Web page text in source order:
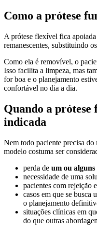
Como a prótese
A prótese flexível fica
remanescentes, substituindo
Como ela é removível, o
Isso facilita a limpeza, mas
for boa e o planejamento
confortável no dia a dia.
Quando a prótese
indicada
Nem todo paciente precisa do
modelo costuma ser
perda de um ou alguns
necessidade de uma
pacientes com rejeição
casos em que se busca
o planejamento
situações clínicas em
do que outras